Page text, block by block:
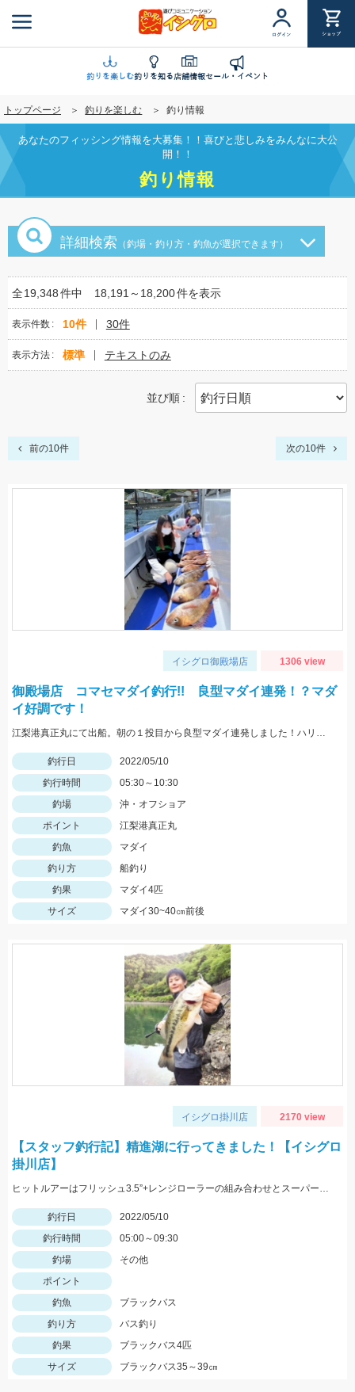
ン
に
移
動
ログイン ショップ
釣りを楽しむ釣りを知る店舗情報セール・イベント
トップページ 釣りを楽しむ 釣り情報
あなたのフィッシング情報を大募集！！喜びと悲しみをみんなに大公
開！！
釣り情報
詳細検索 （釣場・釣り方・釣魚が選択できます）
全19,348件中 18,191～18,200件を表示
表示件数 10件 30件
表示方法 標準 テキストのみ
並び順
前の10件 次の10件
イシグロ御殿場店 1306 view
御殿場店 コマセマダイ釣行!! 良型マダイ連発！？マダ
イ好調です！
江梨港真正丸にて出船。朝の１投目から良型マダイ連発しました！ハリスは4号10ｍを使用。針はチヌ針３号でひかり玉レッド2号を使いました！
釣行日
2022/05/10
釣行時間
05:30～10:30
釣場
沖・オフショア
ポイント
江梨港真正丸
釣魚
マダイ
釣り方
船釣り
釣果
マダイ4匹
サイズ
マダイ30~40㎝前後
イシグロ掛川店 2170 view
【スタッフ釣行記】精進湖に行ってきました！【イシグロ
掛川店】
ヒットルアーはフリッシュ3.5”+レンジローラーの組み合わせとスーパースレッジでした！
釣行日
2022/05/10
釣行時間
05:00～09:30
釣場
その他
ポイント
釣魚
ブラックバス
釣り方
バス釣り
釣果
ブラックバス4匹
サイズ
ブラックバス35～39㎝